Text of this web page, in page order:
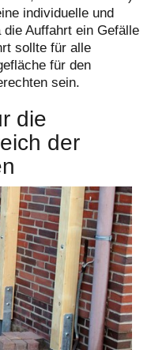
individuelle und
Auffahrt ein Gefälle
sollte für alle
für den
sein.
die
der